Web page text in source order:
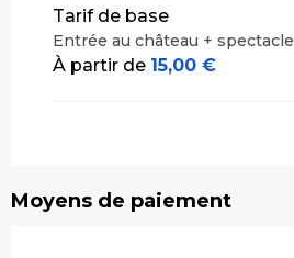
Tarif de base
Entrée au château + spectacle
À partir de 15,00 €
Moyens de paiement